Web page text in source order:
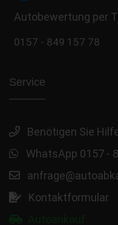
Autobewertung per
0157 - 849 157 78
Service
Benötigen Sie
WhatsApp 0157 -
Kontaktformular